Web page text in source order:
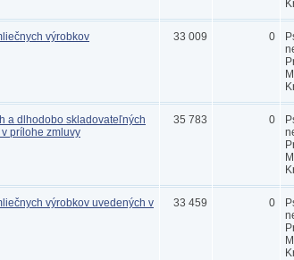
výrobkov 33 009 0
a dlhodobo skladovateľných
prílohe zmluvy
35 783 0
výrobkov uvedených v
33 459 0